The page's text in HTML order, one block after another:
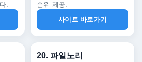
.
순위 제공.
사이트 바로가기
20. 파일노리